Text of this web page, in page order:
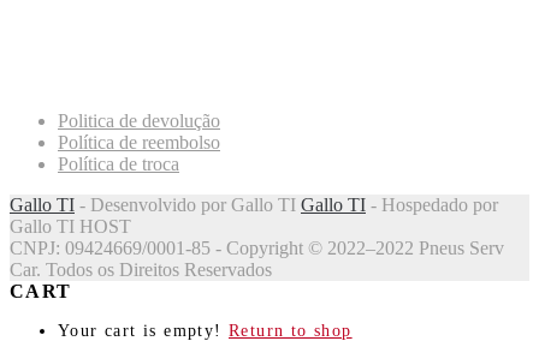
Politica de devolução
Política de reembolso
Política de troca
Gallo TI - Desenvolvido por Gallo TI Gallo TI - Hospedado por
Gallo TI HOST
CNPJ: 09424669/0001-85 - Copyright © 2022–2022 Pneus Serv
Car. Todos os Direitos Reservados
CART
Your cart is empty! Return to shop